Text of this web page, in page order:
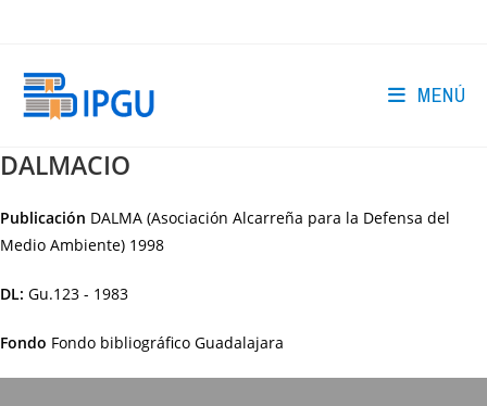
MENÚ
DALMACIO
Publicación DALMA (Asociación Alcarreña para la Defensa del
Medio Ambiente) 1998
DL: Gu.123 - 1983
Fondo Fondo bibliográfico Guadalajara